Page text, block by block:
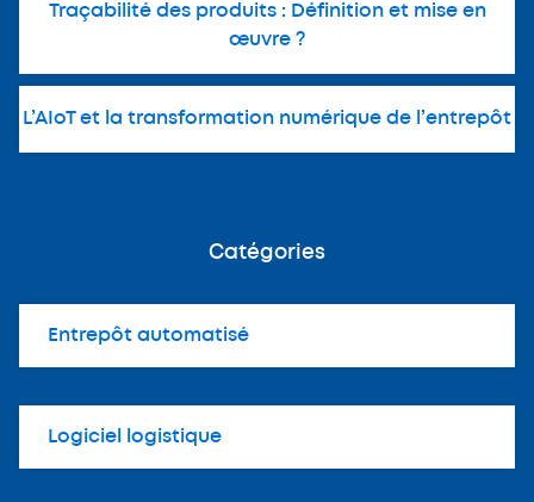
Traçabilité des produits : Définition et mise en
œuvre ?
L’AIoT et la transformation numérique de l’entrepôt
Catégories
Entrepôt automatisé
Logiciel logistique